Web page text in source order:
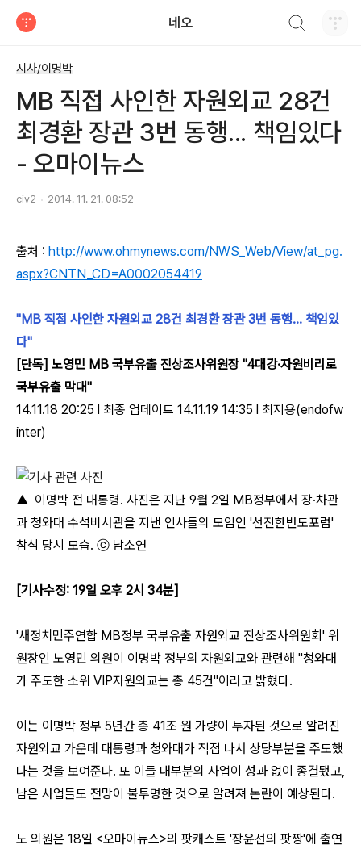
네오
시사/이명박
MB 직접 사인한 자원외교 28건
최경환 장관 3번 동행... 책임있다
- 오마이뉴스
civ2 2014. 11. 21. 08:52
출처 : http://www.ohmynews.com/NWS_Web/View/at_pg.
aspx?CNTN_CD=A0002054419
"MB 직접 사인한 자원외교 28건 최경환 장관 3번 동행... 책임있
다"
[단독] 노영민 MB 국부유출 진상조사위원장 "4대강·자원비리로
국부유출 막대"
14.11.18 20:25 l 최종 업데이트 14.11.19 14:35 l 최지용(endofw
inter)
▲ 이명박 전 대통령. 사진은 지난 9월 2일 MB정부에서 장·차관
과 청와대 수석비서관을 지낸 인사들의 모임인 '선진한반도포럼'
참석 당시 모습. ⓒ 남소연
[기사수정: 19일 오후 2시 34분]
'새정치민주연합 MB정부 국부유출 자원외교 진상조사위원회' 위
원장인 노영민 의원이 이명박 정부의 자원외교와 관련해 "청와대
가 주도한 소위 VIP자원외교는 총 45건"이라고 밝혔다.
이는 이명박 정부 5년간 총 41조 원 가량이 투자된 것으로 알려진
자원외교 가운데 대통령과 청와대가 직접 나서 상당부분을 주도했
다는 것을 보여준다. 또 이들 대부분의 사업이 성과 없이 종결됐고,
남은 사업들도 전망이 불투명한 것으로 알려져 논란이 예상된다.
노 의원은 18일 <오마이뉴스>의 팟캐스트 '장윤선의 팟짱'에 출연